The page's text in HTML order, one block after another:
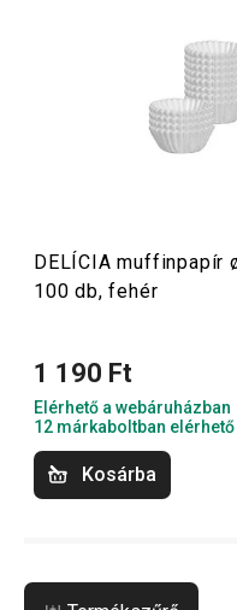
a minitorta! Ha pedig
sütést tényleg
cukrászeszközökés
kedvedre lesznek.
DELÍCIA muffinpapír
100 db, fehér
1 190 Ft
Elérhető a webáruházban
12 márkaboltban elérhető
Kosárba